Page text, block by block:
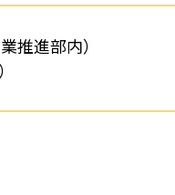
推進部内）